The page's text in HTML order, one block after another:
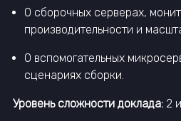
О сборочных серверах,
производительности и
О вспомогательных
сценариях сборки.
Уровень сложности доклада: 2